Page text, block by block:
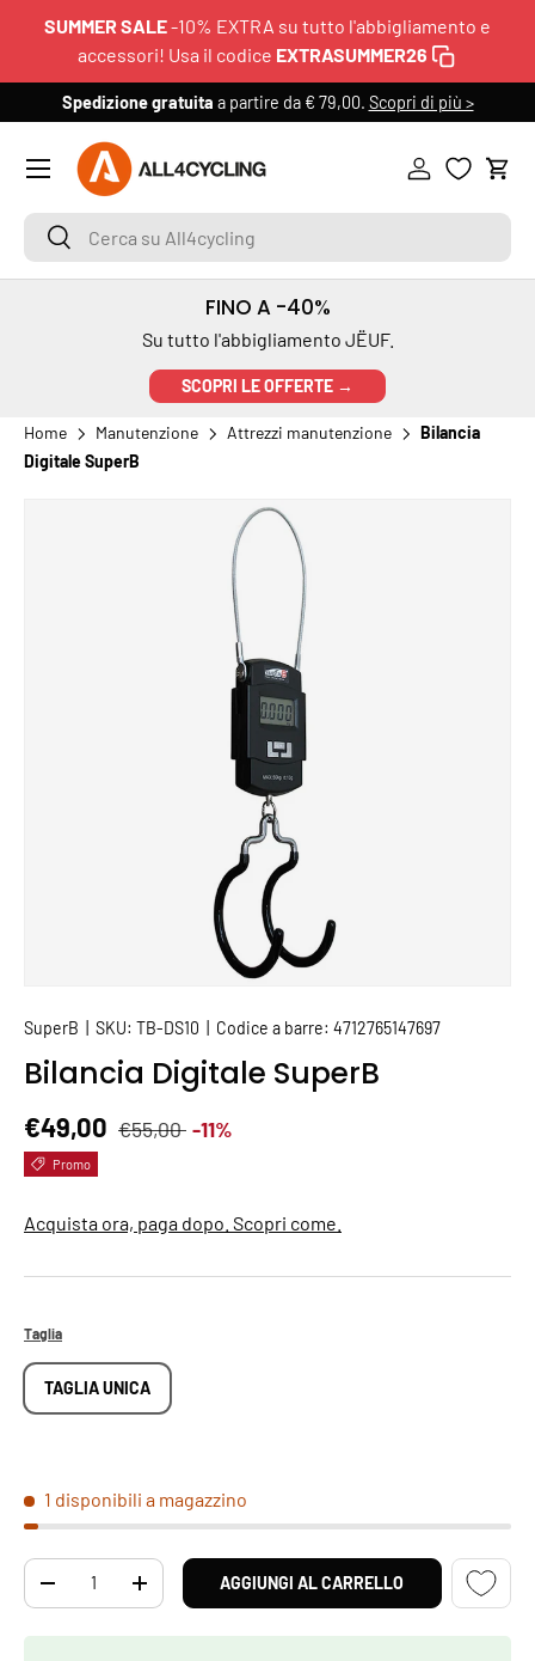
SUMMER SALE-10% EXTRA su tutto l'abbigliamento e
accessori! Usa il codice EXTRASUMMER26
Spedizione gratuita a partire da € 79,00. Scopri di più >
Cerca su All4cycling
Cerca
Accedi
Menu
FINO A -40%
Su tutto l'abbigliamento JËUF.
SCOPRI LE OFFERTE →
Home Manutenzione Attrezzi manutenzione
Bilancia
Digitale SuperB
PASSA ALLE INFORMAZIONI SUL PRODOTTO
SuperB SKU: TB-DS10 Codice a barre: 4712765147697
Bilancia Digitale SuperB
Prezzo di vendita
€49,00 Prezzo normale
€55,00 -11%
Promo
Acquista ora, paga dopo. Scopri come.
Taglia
TAGLIA UNICA
1 disponibili a magazzino
Q.tà
DIMINUIRE LA QUANTITÀAUMENTA LA QUANTITÀ
AGGIUNGI AL CARRELLO